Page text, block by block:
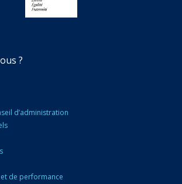
?
d’administration
de performance